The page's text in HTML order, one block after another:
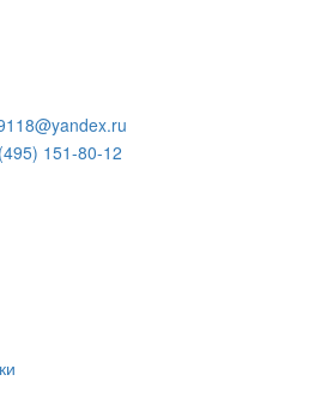
151-80-12